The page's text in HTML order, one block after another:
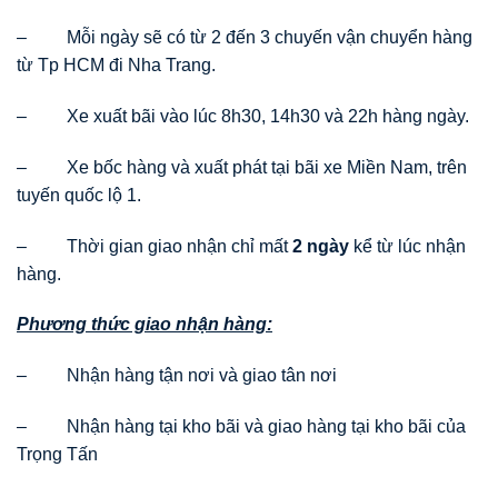
– Mỗi ngày sẽ có từ 2 đến 3 chuyến vận chuyển hàng
từ Tp HCM đi Nha Trang.
– Xe xuất bãi vào lúc 8h30, 14h30 và 22h hàng ngày.
– Xe bốc hàng và xuất phát tại bãi xe Miền Nam, trên
tuyến quốc lộ 1.
– Thời gian giao nhận chỉ mất2 ngày kể từ lúc nhận
hàng.
Phương thức giao nhận hàng:
– Nhận hàng tận nơi và giao tân nơi
– Nhận hàng tại kho bãi và giao hàng tại kho bãi của
Trọng Tấn